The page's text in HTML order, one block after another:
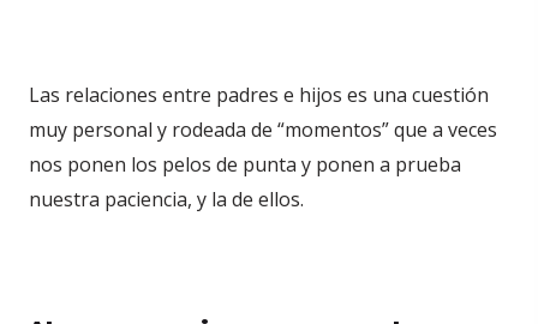
Las relaciones entre padres e hijos es una cuestión
muy personal y rodeada de “momentos” que a veces
nos ponen los pelos de punta y ponen a prueba
nuestra paciencia, y la de ellos.